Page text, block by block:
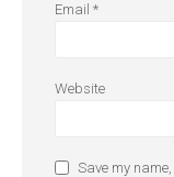
Email *
Website
Save my